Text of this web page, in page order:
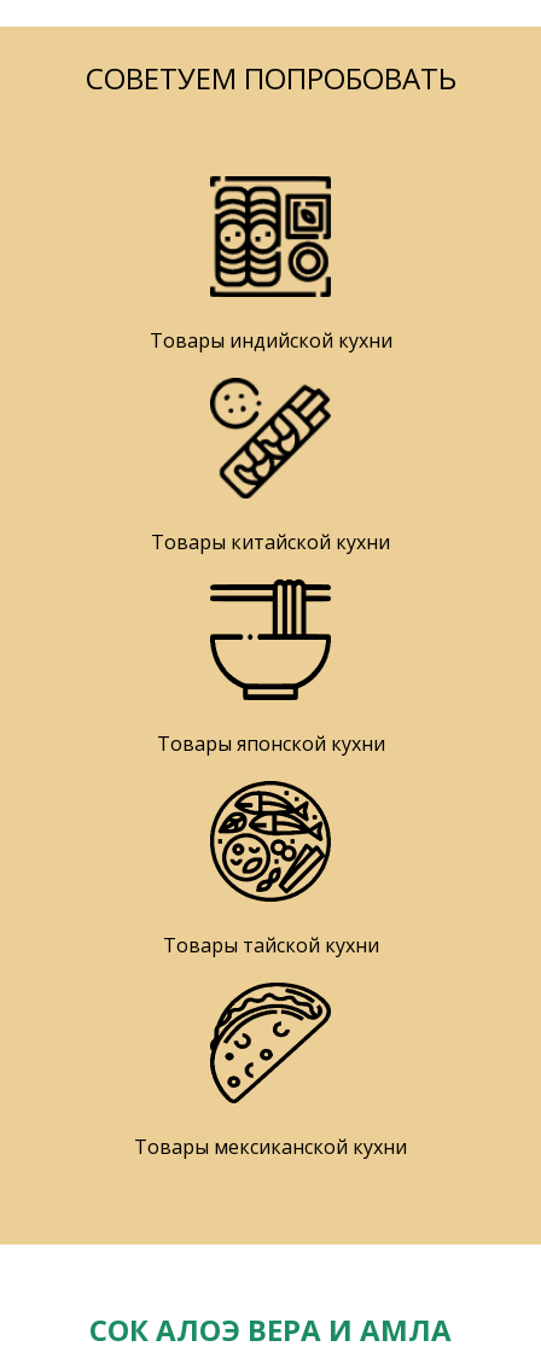
СОВЕТУЕМ ПОПРОБОВАТЬ
Товары индийской кухни
Товары китайской кухни
Товары японской кухни
Товары тайской кухни
Товары мексиканской кухни
СОК АЛОЭ ВЕРА И АМЛА